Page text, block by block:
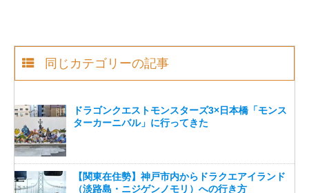
同じカテゴリーの記事
ドラゴンクエストモンスターズ3×日本橋「モンス
ターカーニバル」に行ってきた
【関東在住勢】神戸市内からドラクエアイランド
（淡路島・ニジゲンノモリ）への行き方